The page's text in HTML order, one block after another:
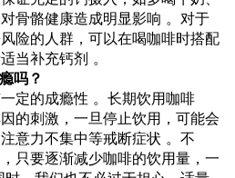
骨骼健康造成明显影响 。对于
险的人群，可以在喝咖啡时搭配
当补充钙剂 。
吗？
定的成瘾性 。长期饮用咖啡
的刺激，一旦停止饮用，可能会
意力不集中等戒断症状 。不
只要逐渐减少咖啡的饮用量，一